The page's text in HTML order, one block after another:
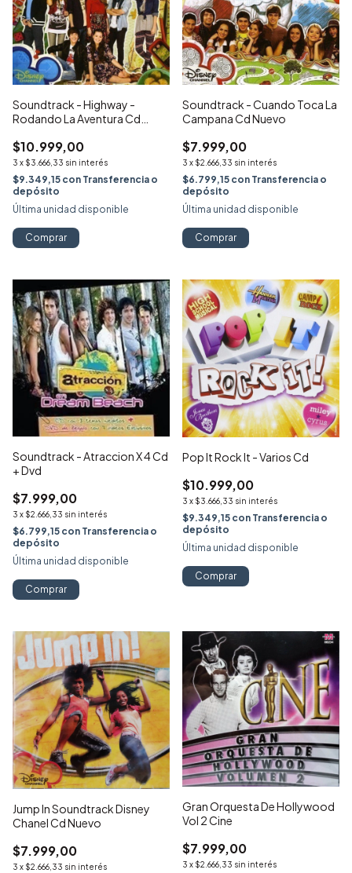
Soundtrack - Highway -
Rodando La Aventura Cd
$10.999,00
3 x $3.666,33 sin interés
$9.349,15 con Transferencia o
depósito
Última unidad disponible
Comprar
Soundtrack - Cuando Toca La
Campana Cd Nuevo
$7.999,00
3 x $2.666,33 sin interés
$6.799,15 con Transferencia o
depósito
Última unidad disponible
Comprar
Soundtrack - Atraccion X 4 Cd
+ Dvd
$7.999,00
3 x $2.666,33 sin interés
$6.799,15 con Transferencia o
depósito
Última unidad disponible
Comprar
Pop It Rock It - Varios Cd
$10.999,00
3 x $3.666,33 sin interés
$9.349,15 con Transferencia o
depósito
Última unidad disponible
Comprar
Jump In Soundtrack Disney
Chanel Cd Nuevo
$7.999,00
3 x $2.666,33 sin interés
Gran Orquesta De Hollywood
Vol 2 Cine
$7.999,00
3 x $2.666,33 sin interés